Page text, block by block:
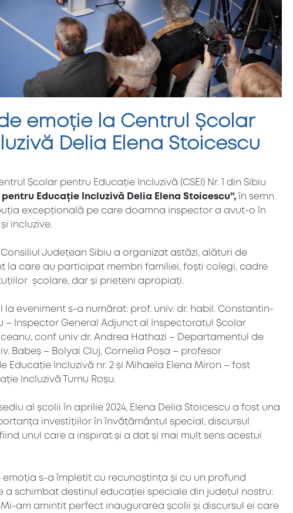
emoție la Centrul Școlar
Delia Elena Stoicescu
Școlar pentru Educație Incluzivă (CSEI) Nr. 1 din Sibiu
Educație Incluzivă Delia Elena Stoicescu”, în semn
excepțională pe care doamna inspector a avut-o în
incluzive.
Județean Sibiu a organizat astăzi, alături de
la care au participat membri familiei, foști colegi, cadre
școlare, dar și prieteni apropiați.
eveniment s-a numărat: prof. univ. dr. habil. Constantin-
– Inspector General Adjunct al Inspectoratul Școlar
conf univ dr. Andrea Hathazi – Departamentul de
Babeș – Bolyai Cluj, Cornelia Poșa – profesor
Educație Incluzivă nr. 2 și Mihaela Elena Miron – fost
Incluzivă Turnu Roșu.
al școlii în aprilie 2024, Elena Delia Stoicescu a fost una
investițiilor în învățământul special, discursul
unul care a inspirat și a dat și mai mult sens acestui
emoția s-a împletit cu recunoștința și cu un profund
a schimbat destinul educației speciale din județul nostru:
am amintit perfect inaugurarea școlii și discursul ei care